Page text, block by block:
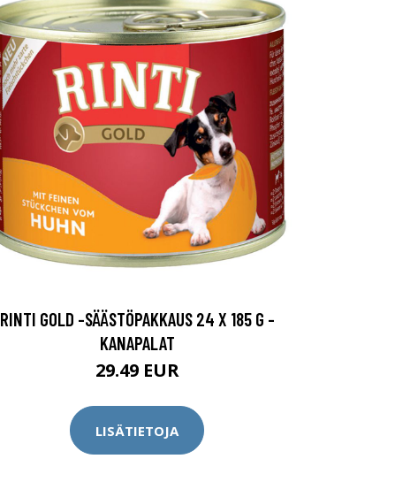
RINTI GOLD -SÄÄSTÖPAKKAUS 24 X 185 G -
KANAPALAT
29.49 EUR
LISÄTIETOJA